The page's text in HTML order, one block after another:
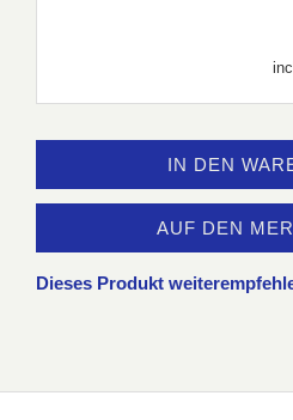
IN DEN
AUF DEN
Dieses Produkt